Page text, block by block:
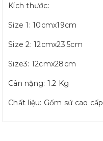
Kích thước:
Size 1: 10cmx19cm
Size 2: 12cmx23.5cm
Size3: 12cmx28cm
Cân nặng: 1.2 Kg
Chất liệu: Gốm sứ cao cấp